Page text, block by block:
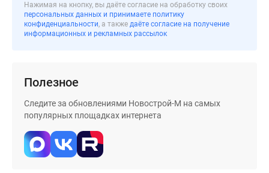
реновации
Москве
класса
бизнес-
Рассрочка
Траншевая
Нажимая на кнопку, вы даёте согласие на обработку своих
персональных данных и принимаете политику
конфиденциальности, а также даёте согласие на получение
информационных и рекламных рассылок
Полезное
Следите за обновлениями Новострой-М на самых
популярных площадках интернета